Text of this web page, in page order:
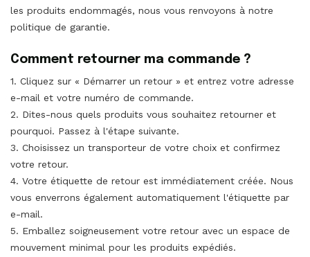
les produits endommagés, nous vous renvoyons à notre
politique de garantie.
Comment retourner ma commande ?
1. Cliquez sur « Démarrer un retour » et entrez votre adresse
e-mail et votre numéro de commande.
2. Dites-nous quels produits vous souhaitez retourner et
pourquoi. Passez à l'étape suivante.
3. Choisissez un transporteur de votre choix et confirmez
votre retour.
4. Votre étiquette de retour est immédiatement créée. Nous
vous enverrons également automatiquement l'étiquette par
e-mail.
5. Emballez soigneusement votre retour avec un espace de
mouvement minimal pour les produits expédiés.